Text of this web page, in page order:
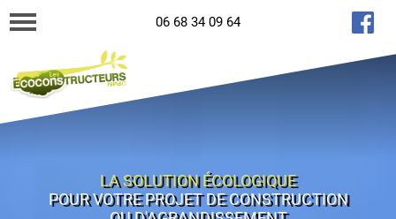
06 68 34 09 64
LA SOLUTION ÉCOLOGIQUE
POUR VOTRE PROJET DE CONSTRUCTION